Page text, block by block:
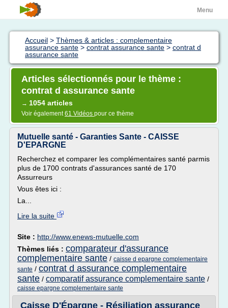
Menu
Accueil > Thèmes & articles : complementaire
assurance sante > contrat assurance sante > contrat d
assurance sante
Articles sélectionnés pour le thème :
contrat d assurance sante
→ 1054 articles
Voir également61 Vidéos pour ce thème
Mutuelle santé - Garanties Sante - CAISSE
D'EPARGNE
Recherchez et comparer les complémentaires santé parmis
plus de 1700 contrats d'assurances santé de 170
Assurreurs
Vous êtes ici :
La...
Lire la suite
Site : http://www.enews-mutuelle.com
Thèmes liés : comparateur d'assurance
complementaire sante / caisse d epargne complementaire
sante / contrat d assurance complementaire
sante / comparatif assurance complementaire sante /
caisse epargne complementaire sante
Caisse D'Épargne - Résiliation assurance